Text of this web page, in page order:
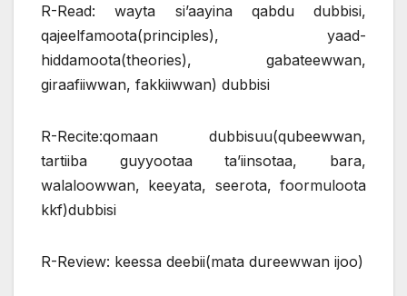
R-Read: wayta si’aayina qabdu dubbisi,
qajeelfamoota(principles), yaad-
hiddamoota(theories), gabateewwan,
giraafiiwwan, fakkiiwwan) dubbisi
R-Recite:qomaan dubbisuu(qubeewwan,
tartiiba guyyootaa ta’iinsotaa, bara,
walaloowwan, keeyata, seerota, foormuloota
kkf)dubbisi
R-Review: keessa deebii(mata dureewwan ijoo)